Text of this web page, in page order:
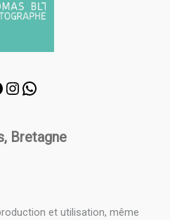
Bretagne
et utilisation, même